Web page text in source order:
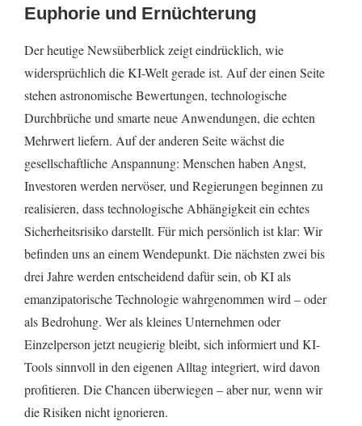
Euphorie und Ernüchterung
Der heutige Newsüberblick zeigt eindrücklich, wie
widersprüchlich die KI-Welt gerade ist. Auf der einen Seite
stehen astronomische Bewertungen, technologische
Durchbrüche und smarte neue Anwendungen, die echten
Mehrwert liefern. Auf der anderen Seite wächst die
gesellschaftliche Anspannung: Menschen haben Angst,
Investoren werden nervöser, und Regierungen beginnen zu
realisieren, dass technologische Abhängigkeit ein echtes
Sicherheitsrisiko darstellt. Für mich persönlich ist klar: Wir
befinden uns an einem Wendepunkt. Die nächsten zwei bis
drei Jahre werden entscheidend dafür sein, ob KI als
emanzipatorische Technologie wahrgenommen wird – oder
als Bedrohung. Wer als kleines Unternehmen oder
Einzelperson jetzt neugierig bleibt, sich informiert und KI-
Tools sinnvoll in den eigenen Alltag integriert, wird davon
profitieren. Die Chancen überwiegen – aber nur, wenn wir
die Risiken nicht ignorieren.